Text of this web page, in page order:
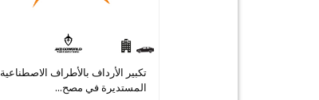
تكبير الأرداف بالأطراف الاصطناعية
المستديرة في مصح...